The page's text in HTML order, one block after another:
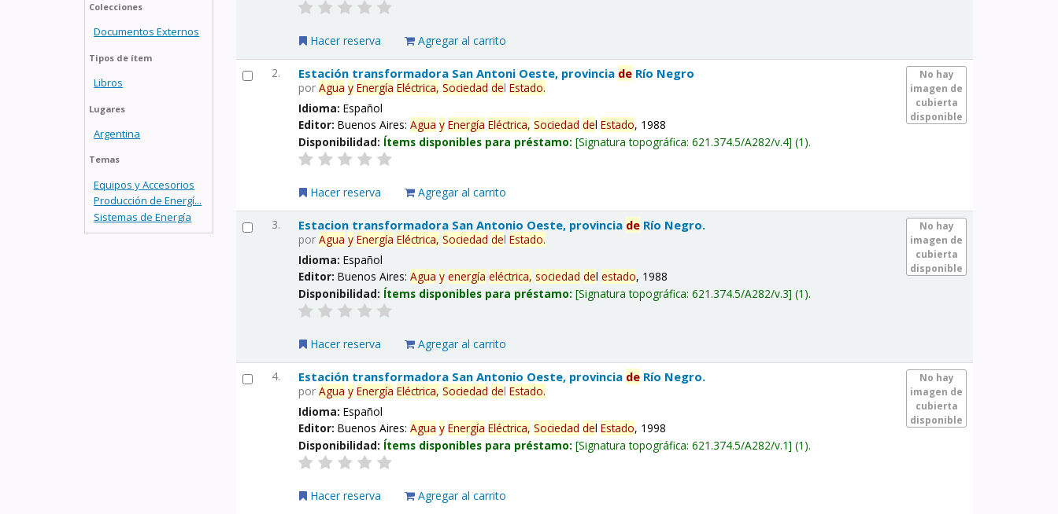
Colecciones
Documentos Externos
Tipos de ítem
Libros
Lugares
Argentina
Temas
Equipos y Accesorios
Producción de Energí...
Sistemas de Energía
Hacer reserva Agregar al carrito
2.
No hay
imagen de
cubierta
disponible
Estación transformadora San Antoni Oeste, provincia de Río Negro
porAgua y Energía Eléctrica, Sociedad delEstado.
Idioma:Español
Editor:Buenos Aires:Agua y Energía Eléctrica, Sociedad delEstado, 1988
Disponibilidad: Ítems disponibles para préstamo: Signatura topográfica:621.374.5/A282/v.4 (1).
Hacer reserva Agregar al carrito
3.
No hay
imagen de
cubierta
disponible
Estacion transformadora San Antonio Oeste, provincia de Río Negro.
porAgua y Energía Eléctrica, Sociedad delEstado.
Idioma:Español
Editor:Buenos Aires:Agua y energía eléctrica, sociedad delestado, 1988
Disponibilidad: Ítems disponibles para préstamo: Signatura topográfica:621.374.5/A282/v.3 (1).
Hacer reserva Agregar al carrito
4.
No hay
imagen de
cubierta
disponible
Estación transformadora San Antonio Oeste, provincia de Río Negro.
porAgua y Energía Eléctrica, Sociedad delEstado.
Idioma:Español
Editor:Buenos Aires:Agua y Energía Eléctrica, Sociedad delEstado, 1998
Disponibilidad: Ítems disponibles para préstamo: Signatura topográfica:621.374.5/A282/v.1 (1).
Hacer reserva Agregar al carrito